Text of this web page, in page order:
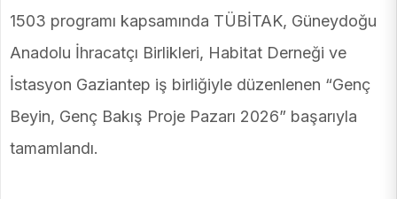
1503 programı kapsamında TÜBİTAK, Güneydoğu
Anadolu İhracatçı Birlikleri, Habitat Derneği ve
İstasyon Gaziantep iş birliğiyle düzenlenen “Genç
Beyin, Genç Bakış Proje Pazarı 2026” başarıyla
tamamlandı.